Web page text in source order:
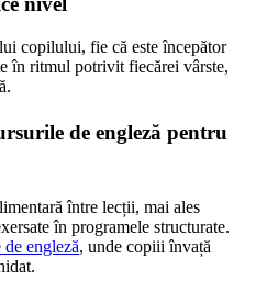
copilului, fie că este începător
în ritmul potrivit fiecărei vârste,
de engleză pentru
între lecții, mai ales
în programele structurate.
engleză, unde copiii învață